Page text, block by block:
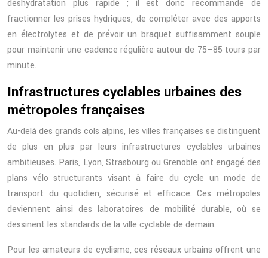
déshydratation plus rapide ; il est donc recommandé de
fractionner les prises hydriques, de compléter avec des apports
en électrolytes et de prévoir un braquet suffisamment souple
pour maintenir une cadence régulière autour de 75–85 tours par
minute.
Infrastructures cyclables urbaines des
métropoles françaises
Au-delà des grands cols alpins, les villes françaises se distinguent
de plus en plus par leurs infrastructures cyclables urbaines
ambitieuses. Paris, Lyon, Strasbourg ou Grenoble ont engagé des
plans vélo structurants visant à faire du cycle un mode de
transport du quotidien, sécurisé et efficace. Ces métropoles
deviennent ainsi des laboratoires de mobilité durable, où se
dessinent les standards de la ville cyclable de demain.
Pour les amateurs de cyclisme, ces réseaux urbains offrent une